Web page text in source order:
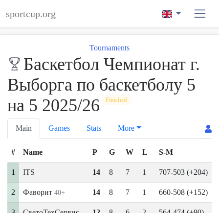
sportcup.org
Tournaments
Баскетбол Чемпионат г.
Выборга по баскетболу 5
на 5 2025/26
Finished
Main Games Stats More
# Name P G W L S-M
1 ITS 14 8 7 1 707-503 (+204)
2 Фаворит 40+ 14 8 7 1 660-508 (+152)